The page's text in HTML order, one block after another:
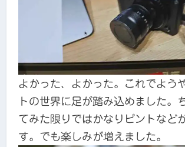
よかった、よかった。これでよう
トの世界に足が踏み込めました。
てみた限りではかなりピントなど
す。でも楽しみが増えました。